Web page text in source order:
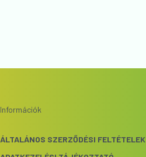
Információk
ÁLTALÁNOS SZERZŐDÉSI FELTÉTELEK